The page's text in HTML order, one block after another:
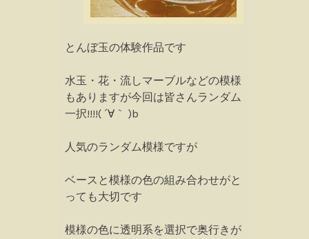
とんぼ玉の体験作品です
水玉・花・流しマーブルなどの模様
もありますが今回は皆さんランダム
一択!!!!( ´∀｀ )b
人気のランダム模様ですが
ベースと模様の色の組み合わせがと
っても大切です
模様の色に透明系を選択で奥行きが